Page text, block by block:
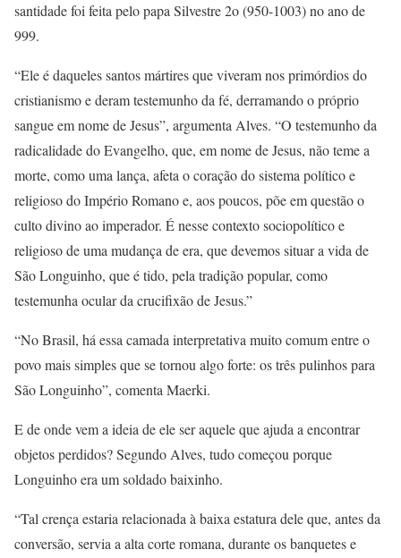
santidade foi feita pelo papa Silvestre 2o (950-1003) no ano de
999.
“Ele é daqueles santos mártires que viveram nos primórdios do
cristianismo e deram testemunho da fé, derramando o próprio
sangue em nome de Jesus”, argumenta Alves. “O testemunho da
radicalidade do Evangelho, que, em nome de Jesus, não teme a
morte, como uma lança, afeta o coração do sistema político e
religioso do Império Romano e, aos poucos, põe em questão o
culto divino ao imperador. É nesse contexto sociopolítico e
religioso de uma mudança de era, que devemos situar a vida de
São Longuinho, que é tido, pela tradição popular, como
testemunha ocular da crucifixão de Jesus.”
“No Brasil, há essa camada interpretativa muito comum entre o
povo mais simples que se tornou algo forte: os três pulinhos para
São Longuinho”, comenta Maerki.
E de onde vem a ideia de ele ser aquele que ajuda a encontrar
objetos perdidos? Segundo Alves, tudo começou porque
Longuinho era um soldado baixinho.
“Tal crença estaria relacionada à baixa estatura dele que, antes da
conversão, servia a alta corte romana, durante os banquetes e